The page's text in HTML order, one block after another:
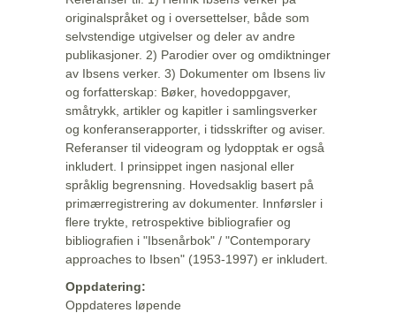
originalspråket og i oversettelser, både som
selvstendige utgivelser og deler av andre
publikasjoner. 2) Parodier over og omdiktninger
av Ibsens verker. 3) Dokumenter om Ibsens liv
og forfatterskap: Bøker, hovedoppgaver,
småtrykk, artikler og kapitler i samlingsverker
og konferanserapporter, i tidsskrifter og aviser.
Referanser til videogram og lydopptak er også
inkludert. I prinsippet ingen nasjonal eller
språklig begrensning. Hovedsaklig basert på
primærregistrering av dokumenter. Innførsler i
flere trykte, retrospektive bibliografier og
bibliografien i "Ibsenårbok" / "Contemporary
approaches to Ibsen" (1953-1997) er inkludert.
Oppdatering:
Oppdateres løpende